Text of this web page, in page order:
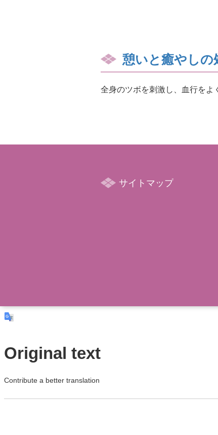
憩いと癒やし
全身のツボを刺激し、血行を
サイトマップ
Original text
Contribute a better translation